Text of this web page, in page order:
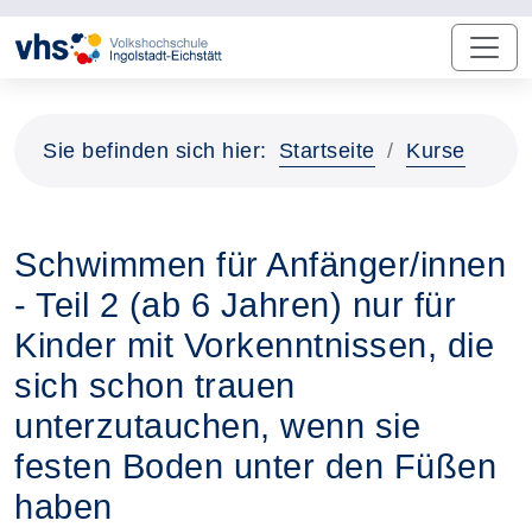
Sie befinden sich hier: Startseite Kurse
Schwimmen für Anfänger/innen
- Teil 2 (ab 6 Jahren) nur für
Kinder mit Vorkenntnissen, die
sich schon trauen
unterzutauchen, wenn sie
festen Boden unter den Füßen
haben